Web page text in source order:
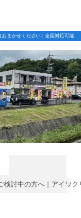
まかせください | 全国対応可能
討中の方へ｜アイワク